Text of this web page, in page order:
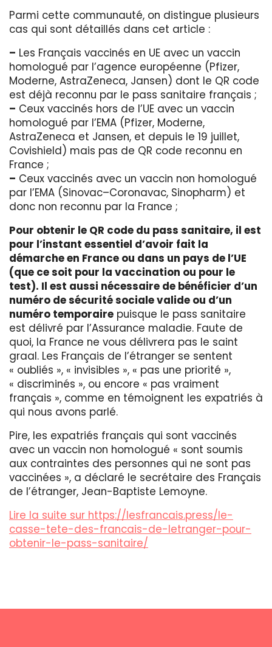
Parmi cette communauté, on distingue plusieurs
cas qui sont détaillés dans cet article :
– Les Français vaccinés en UE avec un vaccin
homologué par l’agence européenne (Pfizer,
Moderne, AstraZeneca, Jansen) dont le QR code
est déjà reconnu par le pass sanitaire français ;
– Ceux vaccinés hors de l’UE avec un vaccin
homologué par l’EMA (Pfizer, Moderne,
AstraZeneca et Jansen, et depuis le 19 juillet,
Covishield) mais pas de QR code reconnu en
France ;
– Ceux vaccinés avec un vaccin non homologué
par l’EMA (Sinovac–Coronavac, Sinopharm) et
donc non reconnu par la France ;
Pour obtenir le QR code du pass sanitaire, il est
pour l’instant essentiel d’avoir fait la
démarche en France ou dans un pays de l’UE
(que ce soit pour la vaccination ou pour le
test). Il est aussi nécessaire de bénéficier d’un
numéro de sécurité sociale valide ou d’un
numéro temporaire puisque le pass sanitaire
est délivré par l’Assurance maladie. Faute de
quoi, la France ne vous délivrera pas le saint
graal. Les Français de l’étranger se sentent
« oubliés », « invisibles », « pas une priorité »,
« discriminés », ou encore « pas vraiment
français », comme en témoignent les expatriés à
qui nous avons parlé.
Pire, les expatriés français qui sont vaccinés
avec un vaccin non homologué « sont soumis
aux contraintes des personnes qui ne sont pas
vaccinées », a déclaré le secrétaire des Français
de l’étranger, Jean-Baptiste Lemoyne.
Lire la suite sur https://lesfrancais.press/le-
casse-tete-des-francais-de-letranger-pour-
obtenir-le-pass-sanitaire/